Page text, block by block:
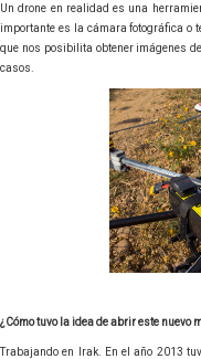
Un drone en realidad es una
importante es la cámara fotográfica o
que nos posibilita obtener imágenes
casos.
¿Cómo tuvo la idea de abrir este nuevo
Trabajando en Irak. En el año 2013